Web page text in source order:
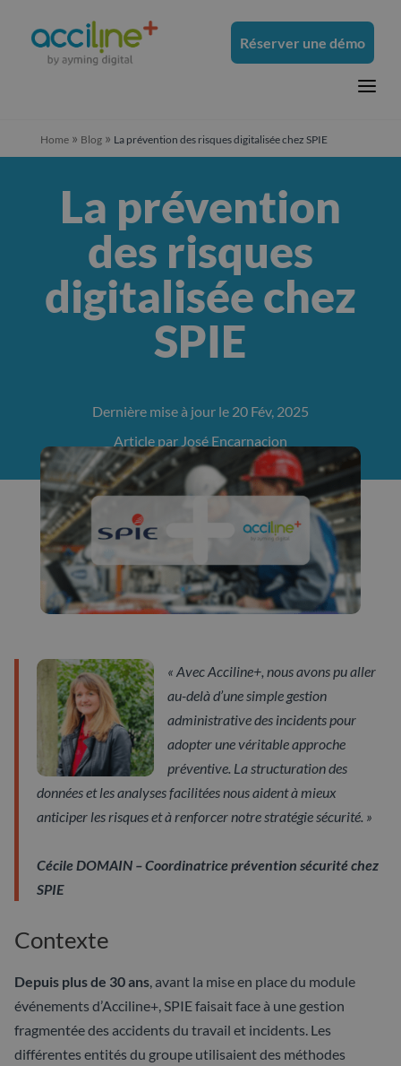
Réserver une démo
a
Home» Blog» La prévention des risques digitalisée chez SPIE
La prévention
des risques
digitalisée chez
SPIE
Dernière mise à jour le 20 Fév, 2025
Article par José Encarnacion
« Avec Acciline+, nous avons pu aller
au-delà d’une simple gestion
administrative des incidents pour
adopter une véritable approche
préventive. La structuration des
données et les analyses facilitées nous aident à mieux
anticiper les risques et à renforcer notre stratégie sécurité. »
Cécile DOMAIN – Coordinatrice prévention sécurité chez
SPIE
Contexte
Depuis plus de 30 ans, avant la mise en place du module
événements d’Acciline+, SPIE faisait face à une gestion
fragmentée des accidents du travail et incidents. Les
différentes entités du groupe utilisaient des méthodes